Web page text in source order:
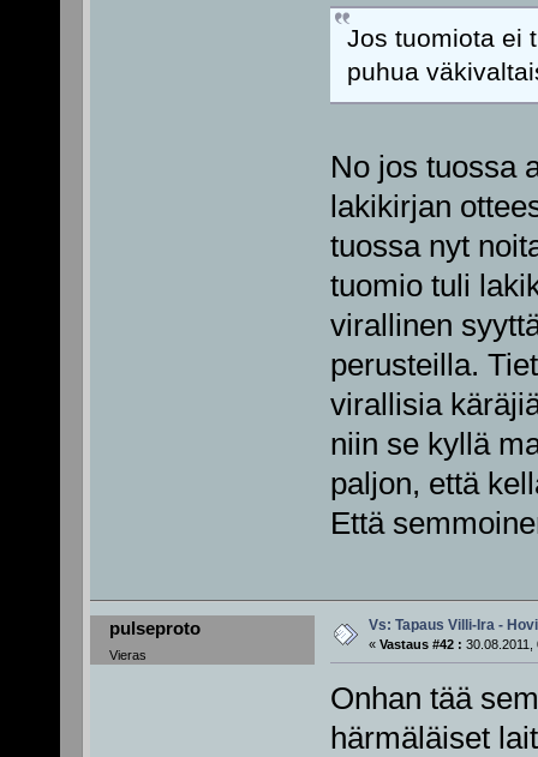
Jos tuomiota ei
puhua
No jos tuossa
lakikirjan
tuossa nyt
tuomio tuli
virallinen
perusteilla.
virallisia
niin se kyllä
paljon, että
Että
pulseproto
Vieras
Vs: Tapaus Villi-Ira -
« Vastaus #42 : 30.08.2011,
Onhan tää
härmäläiset